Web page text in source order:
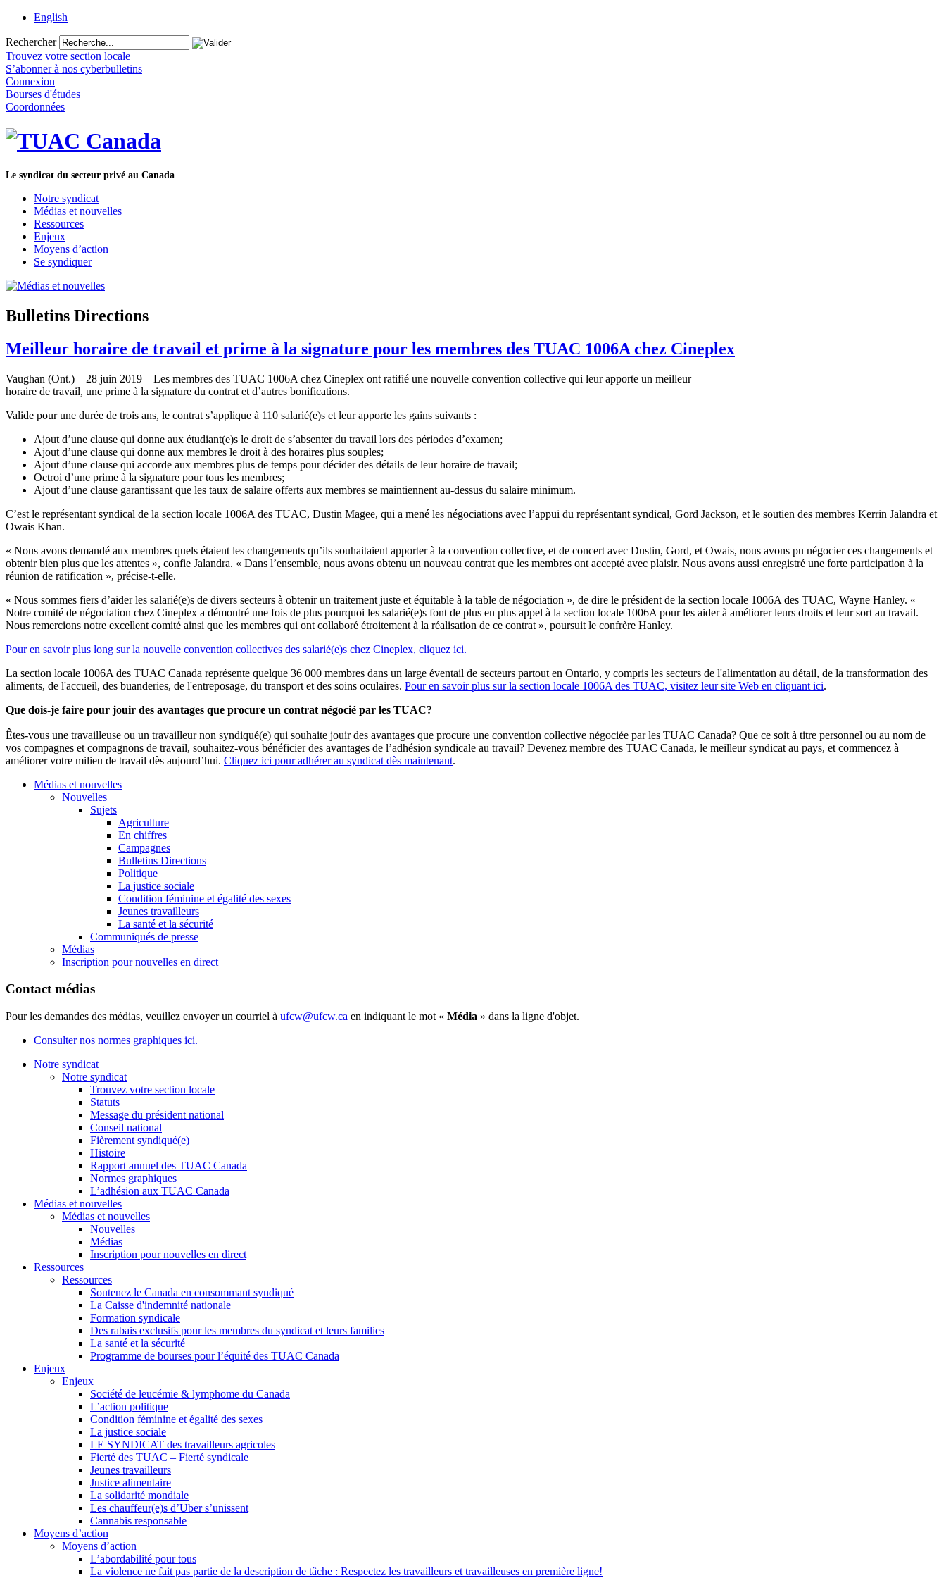
English
Rechercher
Trouvez votre section locale
S’abonner à nos cyberbulletins
Connexion
Bourses d'études
Coordonnées
Le syndicat du secteur privé au Canada
Notre syndicat
Médias et nouvelles
Ressources
Enjeux
Moyens d’action
Se syndiquer
Bulletins Directions
Meilleur horaire de travail et prime à la signature pour les membres des TUAC 1006A chez Cineplex
Vaughan (Ont.) – 28 juin 2019 – Les membres des TUAC 1006A chez Cineplex ont ratifié une nouvelle convention collective qui leur apporte un meilleur
horaire de travail, une prime à la signature du contrat et d’autres bonifications.
Valide pour une durée de trois ans, le contrat s’applique à 110 salarié(e)s et leur apporte les gains suivants :
Ajout d’une clause qui donne aux étudiant(e)s le droit de s’absenter du travail lors des périodes d’examen;
Ajout d’une clause qui donne aux membres le droit à des horaires plus souples;
Ajout d’une clause qui accorde aux membres plus de temps pour décider des détails de leur horaire de travail;
Octroi d’une prime à la signature pour tous les membres;
Ajout d’une clause garantissant que les taux de salaire offerts aux membres se maintiennent au-dessus du salaire minimum.
C’est le représentant syndical de la section locale 1006A des TUAC, Dustin Magee, qui a mené les négociations avec l’appui du représentant syndical, Gord Jackson, et le soutien des membres Kerrin Jalandra et
Owais Khan.
« Nous avons demandé aux membres quels étaient les changements qu’ils souhaitaient apporter à la convention collective, et de concert avec Dustin, Gord, et Owais, nous avons pu négocier ces changements et
obtenir bien plus que les attentes », confie Jalandra. « Dans l’ensemble, nous avons obtenu un nouveau contrat que les membres ont accepté avec plaisir. Nous avons aussi enregistré une forte participation à la
réunion de ratification », précise-t-elle.
« Nous sommes fiers d’aider les salarié(e)s de divers secteurs à obtenir un traitement juste et équitable à la table de négociation », de dire le président de la section locale 1006A des TUAC, Wayne Hanley. «
Notre comité de négociation chez Cineplex a démontré une fois de plus pourquoi les salarié(e)s font de plus en plus appel à la section locale 1006A pour les aider à améliorer leurs droits et leur sort au travail.
Nous remercions notre excellent comité ainsi que les membres qui ont collaboré étroitement à la réalisation de ce contrat », poursuit le confrère Hanley.
Pour en savoir plus long sur la nouvelle convention collectives des salarié(e)s chez Cineplex, cliquez ici.
La section locale 1006A des TUAC Canada représente quelque 36 000 membres dans un large éventail de secteurs partout en Ontario, y compris les secteurs de l'alimentation au détail, de la transformation des
aliments, de l'accueil, des buanderies, de l'entreposage, du transport et des soins oculaires. Pour en savoir plus sur la section locale 1006A des TUAC, visitez leur site Web en cliquant ici.
Que dois-je faire pour jouir des avantages que procure un contrat négocié par les TUAC?
Êtes-vous une travailleuse ou un travailleur non syndiqué(e) qui souhaite jouir des avantages que procure une convention collective négociée par les TUAC Canada? Que ce soit à titre personnel ou au nom de
vos compagnes et compagnons de travail, souhaitez-vous bénéficier des avantages de l’adhésion syndicale au travail? Devenez membre des TUAC Canada, le meilleur syndicat au pays, et commencez à
améliorer votre milieu de travail dès aujourd’hui. Cliquez ici pour adhérer au syndicat dès maintenant.
Médias et nouvelles
Nouvelles
Sujets
Agriculture
En chiffres
Campagnes
Bulletins Directions
Politique
La justice sociale
Condition féminine et égalité des sexes
Jeunes travailleurs
La santé et la sécurité
Communiqués de presse
Médias
Inscription pour nouvelles en direct
Contact médias
Pour les demandes des médias, veuillez envoyer un courriel à ufcw@ufcw.ca en indiquant le mot « Média » dans la ligne d'objet.
Consulter nos normes graphiques ici.
Notre syndicat
Notre syndicat
Trouvez votre section locale
Statuts
Message du président national
Conseil national
Fièrement syndiqué(e)
Histoire
Rapport annuel des TUAC Canada
Normes graphiques
L’adhésion aux TUAC Canada
Médias et nouvelles
Médias et nouvelles
Nouvelles
Médias
Inscription pour nouvelles en direct
Ressources
Ressources
Soutenez le Canada en consommant syndiqué
La Caisse d'indemnité nationale
Formation syndicale
Des rabais exclusifs pour les membres du syndicat et leurs families
La santé et la sécurité
Programme de bourses pour l’équité des TUAC Canada
Enjeux
Enjeux
Société de leucémie & lymphome du Canada
L’action politique
Condition féminine et égalité des sexes
La justice sociale
LE SYNDICAT des travailleurs agricoles
Fierté des TUAC – Fierté syndicale
Jeunes travailleurs
Justice alimentaire
La solidarité mondiale
Les chauffeur(e)s d’Uber s’unissent
Cannabis responsable
Moyens d’action
Moyens d’action
L’abordabilité pour tous
La violence ne fait pas partie de la description de tâche : Respectez les travailleurs et travailleuses en première ligne!